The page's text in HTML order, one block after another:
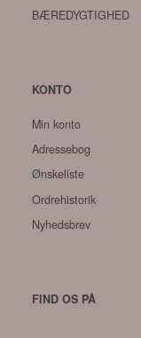
BÆREDYGTIGHED
KONTO
Min konto
Adressebog
Ønskeliste
Ordrehistorik
Nyhedsbrev
FIND OS PÅ